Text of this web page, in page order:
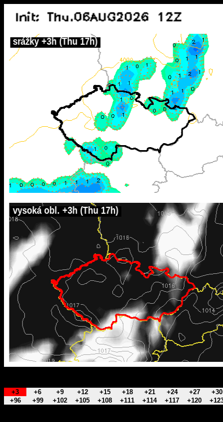
+3 +6 +9 +12 +15 +18 +21 +24 +27
+30
+96
+99 +102 +105 +108 +111 +114 +117 +120